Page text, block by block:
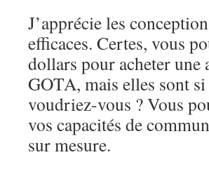
J’apprécie les
efficaces. Certes, vous
dollars pour acheter
GOTA, mais elles sont
voudriez-vous ? Vous
vos capacités de
sur mesure.